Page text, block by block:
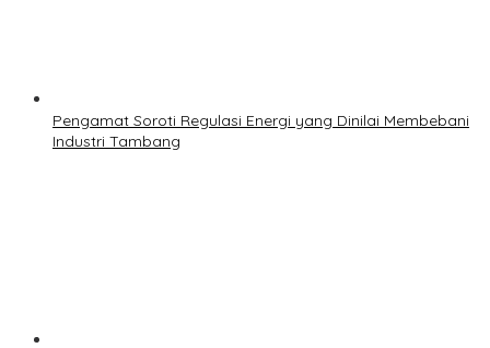
Pengamat Soroti Regulasi Energi yang Dinilai Membebani
Industri Tambang